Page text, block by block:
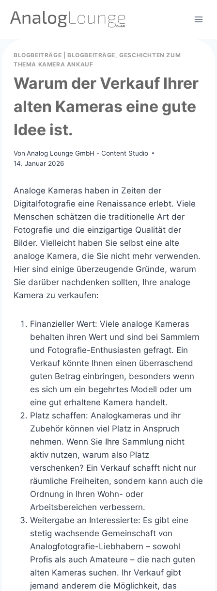
Inhalt
BLOGBEITRÄGE
BLOGBEITRÄGE, GESCHICHTEN ZUM
THEMA KAMERA ANKAUF
Warum der Verkauf Ihrer
alten Kameras eine gute
Idee ist.
Von Analog Lounge GmbH - Content Studio
14. Januar 2026
Analoge Kameras haben in Zeiten der
Digitalfotografie eine Renaissance erlebt. Viele
Menschen schätzen die traditionelle Art der
Fotografie und die einzigartige Qualität der
Bilder. Vielleicht haben Sie selbst eine alte
analoge Kamera, die Sie nicht mehr verwenden.
Hier sind einige überzeugende Gründe, warum
Sie darüber nachdenken sollten, Ihre analoge
Kamera zu verkaufen:
Finanzieller Wert: Viele analoge Kameras
behalten ihren Wert und sind bei Sammlern
und Fotografie-Enthusiasten gefragt. Ein
Verkauf könnte Ihnen einen überraschend
guten Betrag einbringen, besonders wenn
es sich um ein begehrtes Modell oder um
eine gut erhaltene Kamera handelt.
Platz schaffen: Analogkameras und ihr
Zubehör können viel Platz in Anspruch
nehmen. Wenn Sie Ihre Sammlung nicht
aktiv nutzen, warum also Platz
verschenken? Ein Verkauf schafft nicht nur
räumliche Freiheiten, sondern kann auch die
Ordnung in Ihren Wohn- oder
Arbeitsbereichen verbessern.
Weitergabe an Interessierte: Es gibt eine
stetig wachsende Gemeinschaft von
Analogfotografie-Liebhabern – sowohl
Profis als auch Amateure – die nach guten
alten Kameras suchen. Ihr Verkauf gibt
jemand anderem die Möglichkeit, das